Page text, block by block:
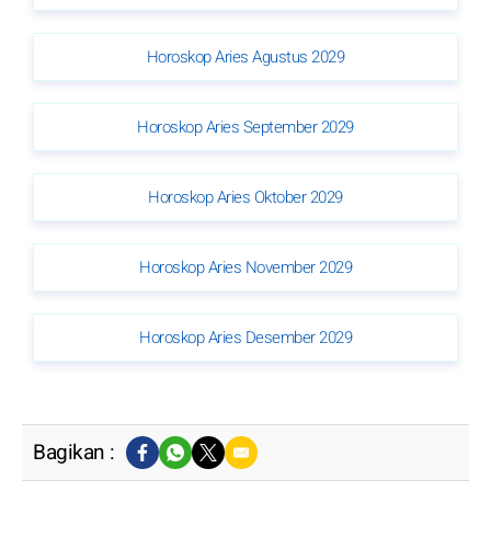
Horoskop Aries Agustus 2029
Horoskop Aries September 2029
Horoskop Aries Oktober 2029
Horoskop Aries November 2029
Horoskop Aries Desember 2029
Bagikan :